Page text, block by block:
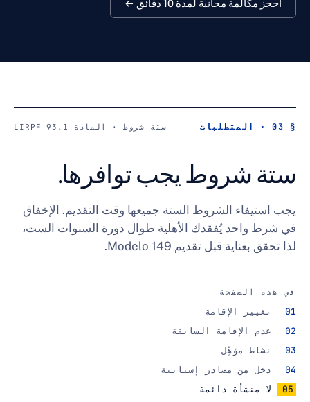
لمدة 10 دقائق ←
ستة شروط · المادة 93.1 LIRPF
يجب توافرها.
الشروط الستة جميعها وقت التقديم. الإخفاق
يُفقدك الأهلية طوال دورة السنوات الست،
قبل تقديمModelo 149
السابقة
مصادر إسبانية
دائمة